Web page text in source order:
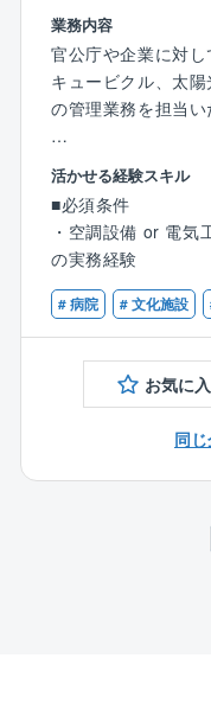
【同社について】
◎どんな企業？
地方公共団体との
を得る、注目の成
省エネ機器（LED照
発電）などのクリー
計・導入・維持管理
できることが同社
◎アイネックの特徴
自治体ごとの地域性
ラル実現に向けた
から導入に至るロ
同社の提案する設
短期間で公共工事
治体様からお声掛
設立8年の企業なが
【魅力】
◎上場に向け準備中
近年注目度の高ま
に関わるトータルソ
社。
売り上げ予測100億
期を経験できます。
将来的には、株式
ます！
現在は上場準備に差
大していきます。
◎社会貢献性
自治体、政府が掲
する提案や避難所
献性の高い事業に
官公庁案件のため
自治体、政府が掲げ
する提案や避難所づ
献性の高い事業に
◎企業の安定性
官公庁案件のため、
◎他にはない魅力
売り上げ予測100
期を経験できます。
将来的には、事業
【働き方】
◎年間休日日数の
年間休日126日か
施工管理部の社員
代5名・30代6名・
業務内容
官公庁や企業に対し
キュービクル、太
の管理業務を担当い
【担当業務】
・協力業者への発注
・工期予定表の作成
・各種建材・資材
・現場での予算・品
・検査及び第三者
・完成図書の作成
【業務内容詳細】
取引先の9割以上を
活かせる経験スキル
■必須条件
・空調設備 or 電気
の実務経験
# 病院 # 文化施設
お気に
同